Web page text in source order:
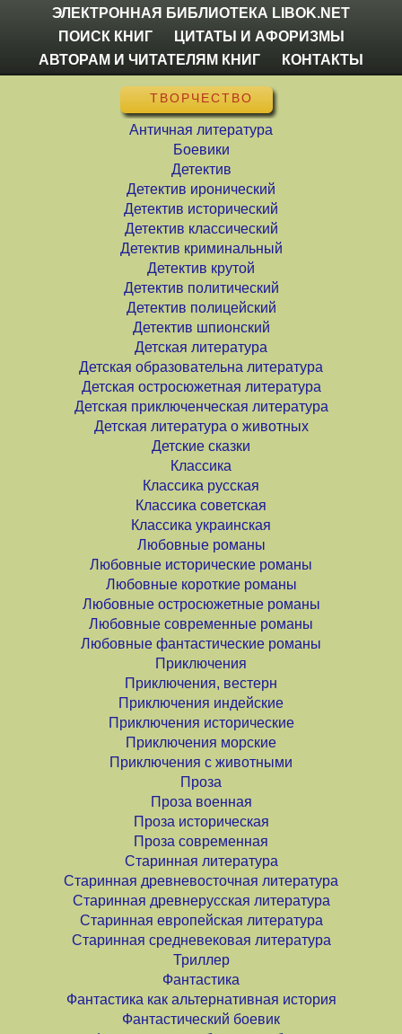
ЭЛЕКТРОННАЯ БИБЛИОТЕКА LIBOK.NET
ПОИСК КНИГ
ЦИТАТЫ И АФОРИЗМЫ
АВТОРАМ И ЧИТАТЕЛЯМ КНИГ
КОНТАКТЫ
ТВОРЧЕСТВО
Античная литература
Боевики
Детектив
Детектив иронический
Детектив исторический
Детектив классический
Детектив криминальный
Детектив крутой
Детектив политический
Детектив полицейский
Детектив шпионский
Детская литература
Детская образовательна литература
Детская остросюжетная литература
Детская приключенческая литература
Детская литература о животных
Детские сказки
Классика
Классика русская
Классика советская
Классика украинская
Любовные романы
Любовные исторические романы
Любовные короткие романы
Любовные остросюжетные романы
Любовные современные романы
Любовные фантастические романы
Приключения
Приключения, вестерн
Приключения индейские
Приключения исторические
Приключения морские
Приключения с животными
Проза
Проза военная
Проза историческая
Проза современная
Старинная литература
Старинная древневосточная литература
Старинная древнерусская литература
Старинная европейская литература
Старинная средневековая литература
Триллер
Фантастика
Фантастика как альтернативная история
Фантастический боевик